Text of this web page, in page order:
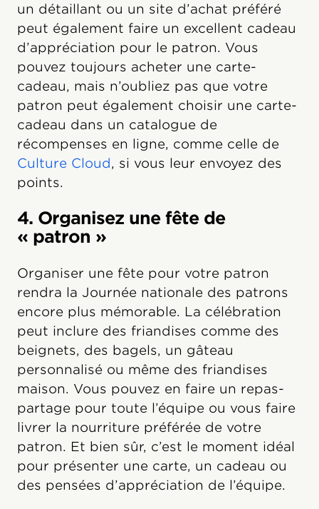
un détaillant ou un site d’achat préféré
peut également faire un excellent cadeau
d’appréciation pour le patron. Vous
pouvez toujours acheter une carte-
cadeau, mais n’oubliez pas que votre
patron peut également choisir une carte-
cadeau dans un catalogue de
récompenses en ligne, comme celle de
Culture Cloud, si vous leur envoyez des
points.
4. Organisez une fête de
« patron »
Organiser une fête pour votre patron
rendra la Journée nationale des patrons
encore plus mémorable. La célébration
peut inclure des friandises comme des
beignets, des bagels, un gâteau
personnalisé ou même des friandises
maison. Vous pouvez en faire un repas-
partage pour toute l’équipe ou vous faire
livrer la nourriture préférée de votre
patron. Et bien sûr, c’est le moment idéal
pour présenter une carte, un cadeau ou
des pensées d’appréciation de l’équipe.